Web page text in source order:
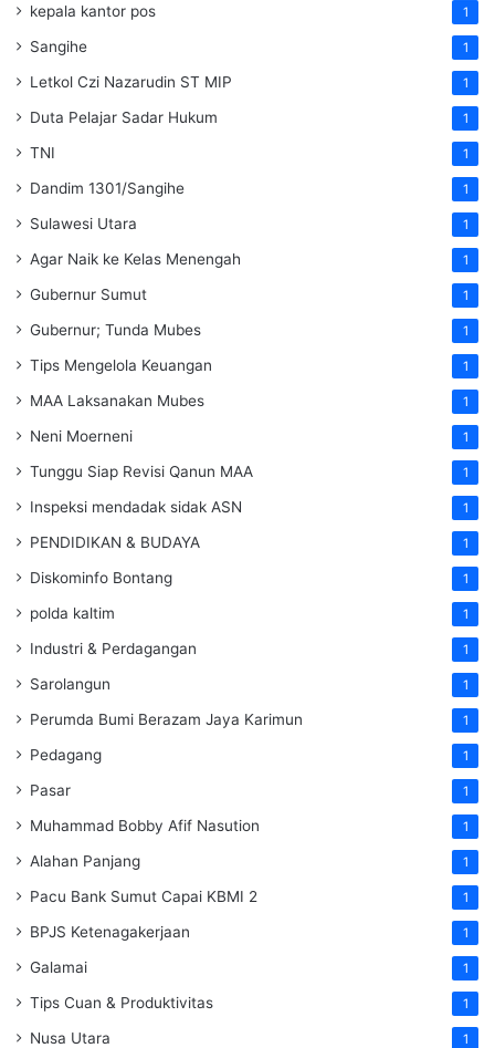
kepala kantor pos 1
Sangihe 1
Letkol Czi Nazarudin ST MIP 1
Duta Pelajar Sadar Hukum 1
TNI 1
Dandim 1301/Sangihe 1
Sulawesi Utara 1
Agar Naik ke Kelas Menengah 1
Gubernur Sumut 1
Gubernur; Tunda Mubes 1
Tips Mengelola Keuangan 1
MAA Laksanakan Mubes 1
Neni Moerneni 1
Tunggu Siap Revisi Qanun MAA 1
Inspeksi mendadak sidak ASN 1
PENDIDIKAN & BUDAYA 1
Diskominfo Bontang 1
polda kaltim 1
Industri & Perdagangan 1
Sarolangun 1
Perumda Bumi Berazam Jaya Karimun 1
Pedagang 1
Pasar 1
Muhammad Bobby Afif Nasution 1
Alahan Panjang 1
Pacu Bank Sumut Capai KBMI 2 1
BPJS Ketenagakerjaan 1
Galamai 1
Tips Cuan & Produktivitas 1
Nusa Utara 1